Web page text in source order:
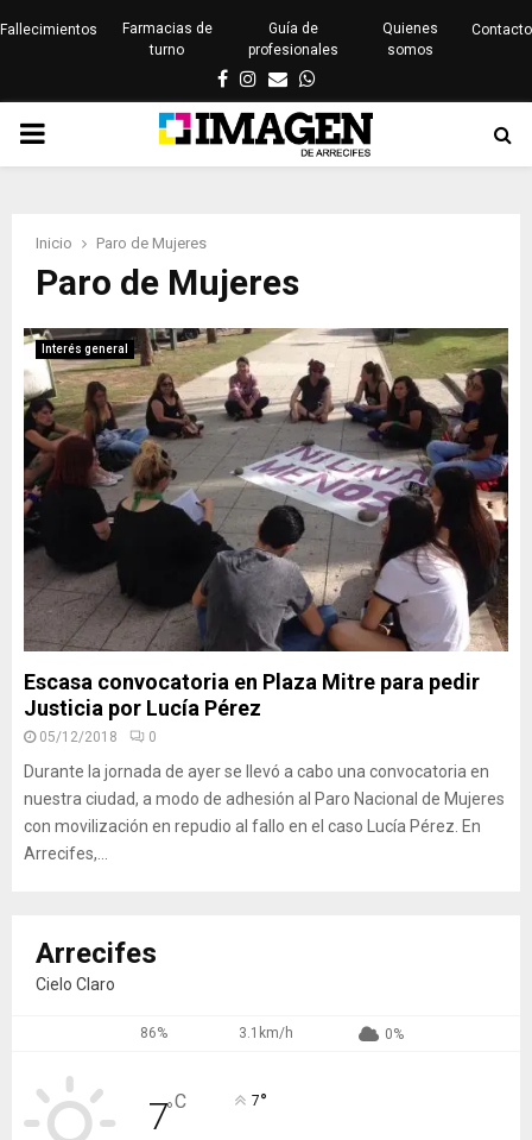
Fallecimientos
Farmacias de
turno
Guía de
profesionales
Quienes
somos
Contacto
Facebook
Instagram
EmailWhatsapp
PRIMARY
Inicio Paro de Mujeres
Paro de Mujeres
Interés general
Escasa convocatoria en Plaza Mitre para pedir
Justicia por Lucía Pérez
05/12/2018 0
Durante la jornada de ayer se llevó a cabo una convocatoria en
nuestra ciudad, a modo de adhesión al Paro Nacional de Mujeres
con movilización en repudio al fallo en el caso Lucía Pérez. En
Arrecifes,...
Arrecifes
Cielo Claro
86% 3.1km/h 0%
7°C 7°